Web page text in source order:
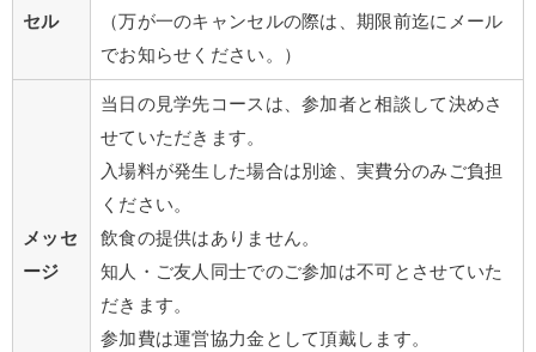
セル
（万が一のキャンセルの際は、期限前迄にメール
でお知らせください。）
メッセ
ージ
当日の見学先コースは、参加者と相談して決めさ
せていただきます。
入場料が発生した場合は別途、実費分のみご負担
ください。
飲食の提供はありません。
知人・ご友人同士でのご参加は不可とさせていた
だきます。
参加費は運営協力金として頂戴します。